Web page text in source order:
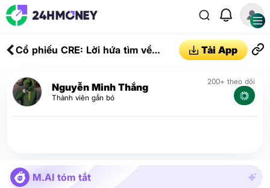
Cổ phiếu CRE: Lời hứa tìm về
được thực hiện?
Tải App
Nguyễn Minh Thắng
Thành viên gắn bó
200+ theo dõi
M.AI tóm tắt